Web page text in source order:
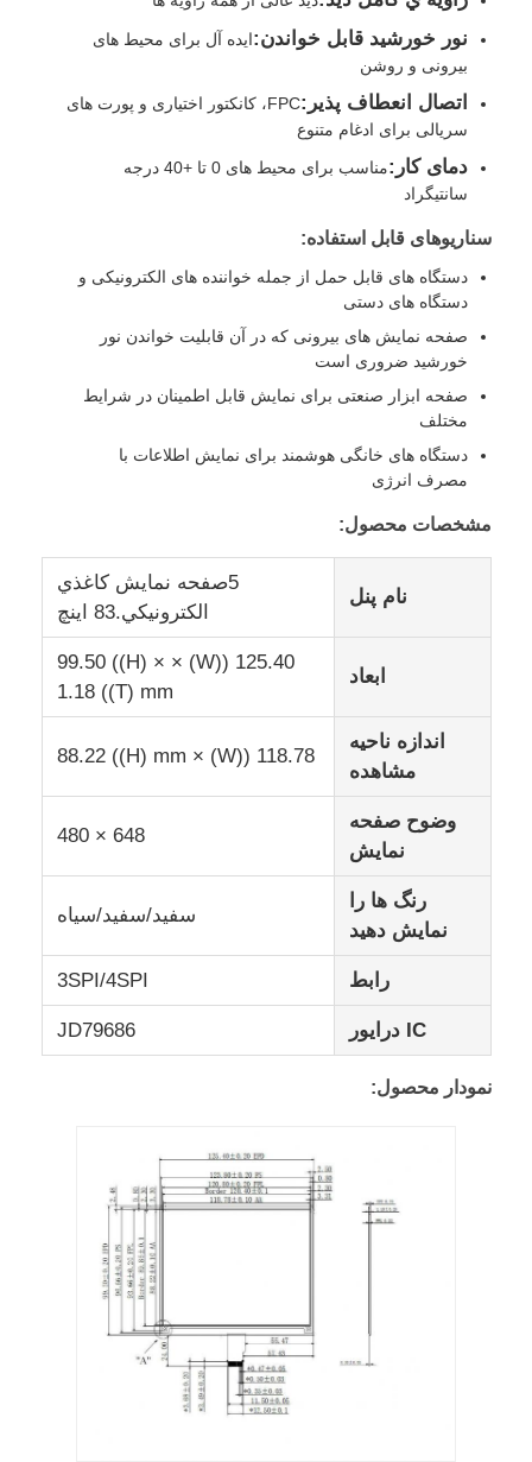
درباره ما
بازدید از کارخانه
با ما تماس بگیرید
اخبار
پرونده ها
نمایشگر LCD TFT
صفحه نمایش IPS LCD
صفحه لمسی TFT LCD
مانیتور LCD قابل حمل
ماژول نمایش اولد
صفحه نمایش ال سی دی ماشین
صفحه نمایش LCD دایره ای
صفحه نمایش لمسی LCD
صفحه نمایش جوهر الکترونیکی
نور خورشید قابل خواندن:ایده آل برای محیط های
بیرونی و روشن
اتصال انعطاف پذیر:
FPC، کانکتور اختیاری و پورت های
سریالی برای ادغام متنوع
دمای کار:
مناسب برای محیط های 0 تا +40 درجه
سانتیگراد
سناریوهای قابل استفاده:
دستگاه های قابل حمل از جمله خواننده های الکترونیکی و
دستگاه های دستی
صفحه نمایش های بیرونی که در آن قابلیت خواندن نور
خورشید ضروری است
صفحه ابزار صنعتی برای نمایش قابل اطمینان در شرایط
مختلف
دستگاه های خانگی هوشمند برای نمایش اطلاعات با
مصرف انرژی
مشخصات محصول:
نام پنل
5صفحه نمايش کاغذي
الکترونيکي.83 اينچ
ابعاد
125.40 ((W) × 99.50 ((H) ×
1.18 ((T) mm
اندازه ناحیه
مشاهده
118.78 ((W) × 88.22 ((H) mm
وضوح صفحه
نمایش
648 × 480
رنگ ها را
نمایش دهید
سفید/سفید/سیاه
رابط 3SPI/4SPI
IC درایور JD79686
نمودار محصول: